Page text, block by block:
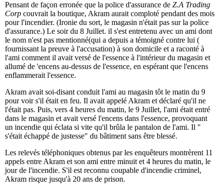
Pensant de façon erronée que la police d'assurance de Z.A Trading
Corp couvrait la boutique, Akram aurait comploté pendant des mois
pour l'incendier. (Ironie du sort, le magasin n'était pas sur la police
d'assurance.) Le soir du 8 Juillet. il s'est entretenu avec un ami dont
le nom n'est pas mentionné(qui a depuis a témoigné contre lui (
fournissant la preuve à l'accusation) à son domicile et a raconté à
l'ami comment il avait versé de l'essence à l'intérieur du magasin et
allumé de 'encens au-dessus de l'essence, en espérant que l'encens
enflammerait l'essence.
Akram avait soi-disant conduit l'ami au magasin tôt le matin du 9
pour voir s'il était en feu. Il avait appelé Akram et déclaré qu'il ne
l'était pas. Puis, vers 4 heures du matin, le 9 Juillet, l'ami était entré
dans le magasin et avait versé l'encens dans l'essence, provoquant
un incendie qui éclata si vite qu'il brûla le pantalon de l'ami. Il "
s'était échappé de justesse" du bâtiment sans être blessé.
Les relevés téléphoniques obtenus par les enquêteurs montrèrent 11
appels entre Akram et son ami entre minuit et 4 heures du matin, le
jour de l'incendie. S'il est reconnu coupable d'incendie criminel,
Akram risque jusqu'à 20 ans de prison.